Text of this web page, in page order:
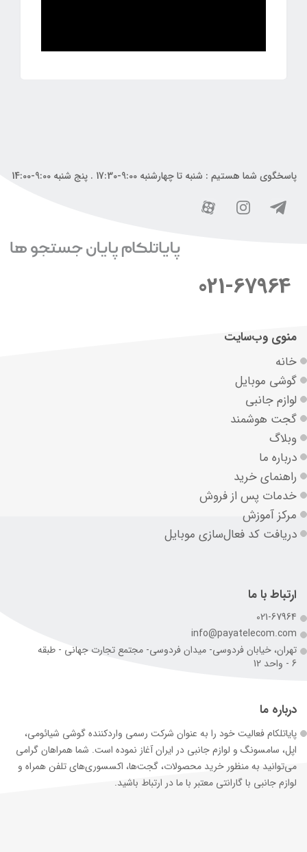
پاسخگوی شما هستیم : شنبه تا چهارشنبه 9:00-17:30 . پنج شنبه 9:00-14:00
021-67964
منوی وب‌سایت
خانه
گوشی موبایل
لوازم جانبی
گجت هوشمند
وبلاگ
درباره ما
راهنمای خرید
خدمات پس از فروش
مرکز آموزش
دریافت کد فعال‌سازی موبایل
ارتباط با ما
021-67964
info@payatelecom.com
تهران، خیابان فردوسی- میدان فردوسی- مجتمع تجارت جهانی - طبقه
6 - واحد 12
درباره ما
پایاتلکام فعالیت خود را به عنوان شرکت رسمی وارد‌کننده گوشی شیائومی،
اپل، سامسونگ و لوازم جانبی در ایران آغاز نموده است. شما همراهان گرامی
می‌توانید به منظور خرید محصولات، گجت‌ها، اکسسوری‌های تلفن همراه و
لوازم جانبی با گارانتی معتبر با ما در ارتباط باشید.